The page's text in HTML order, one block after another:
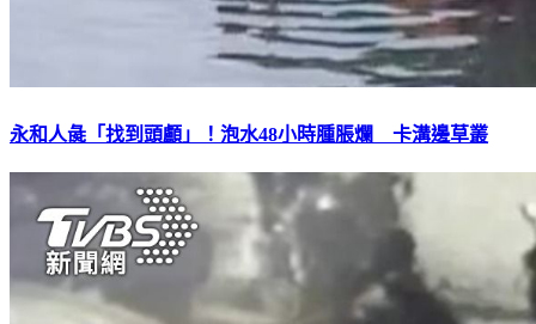
永和人彘「找到頭顱」！泡水48小時腫脹爛 卡溝邊草叢